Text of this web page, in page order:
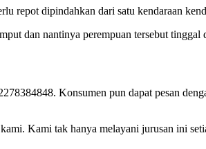
repot dipindahkan dari satu kendaraan
dan nantinya perempuan tersebut
Konsumen pun dapat pesan
Kami tak hanya melayani jurusan ini